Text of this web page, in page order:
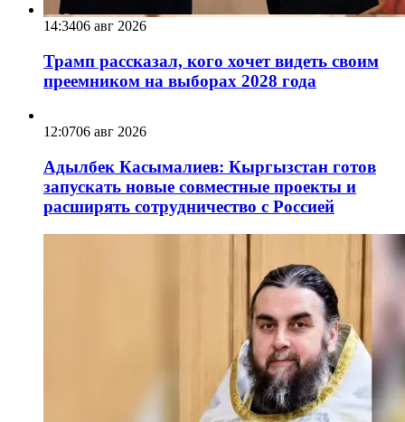
14:3406 авг 2026
Трамп рассказал, кого хочет видеть своим
преемником на выборах 2028 года
12:0706 авг 2026
Адылбек Касымалиев: Кыргызстан готов
запускать новые совместные проекты и
расширять сотрудничество с Россией